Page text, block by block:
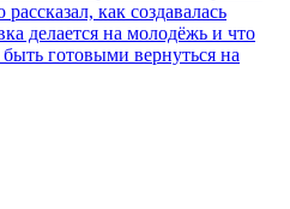
как создавалась
делается на молодёжь и что
готовыми вернуться на